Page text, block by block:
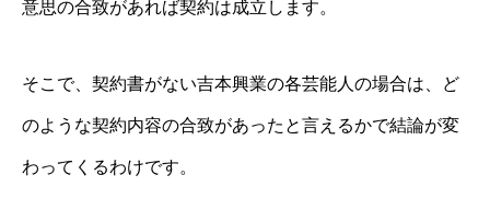
意思の合致があれば契約は成立します。
そこで、契約書がない吉本興業の各芸能人の場合は、ど
のような契約内容の合致があったと言えるかで結論が変
わってくるわけです。